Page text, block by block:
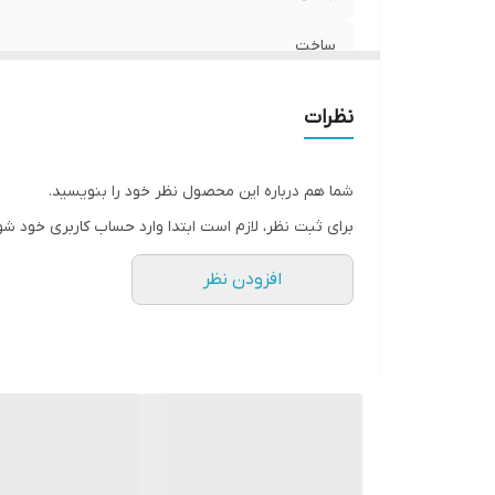
ساخت
نظرات
شما هم درباره این محصول نظر خود را بنویسید.
برای ثبت نظر، لازم است ابتدا وارد حساب کاربری خود
افزودن نظر